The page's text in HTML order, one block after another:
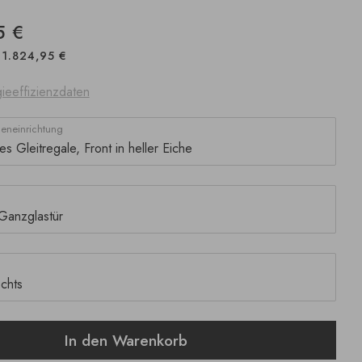
€
1.824,95 €
In den Warenkorb